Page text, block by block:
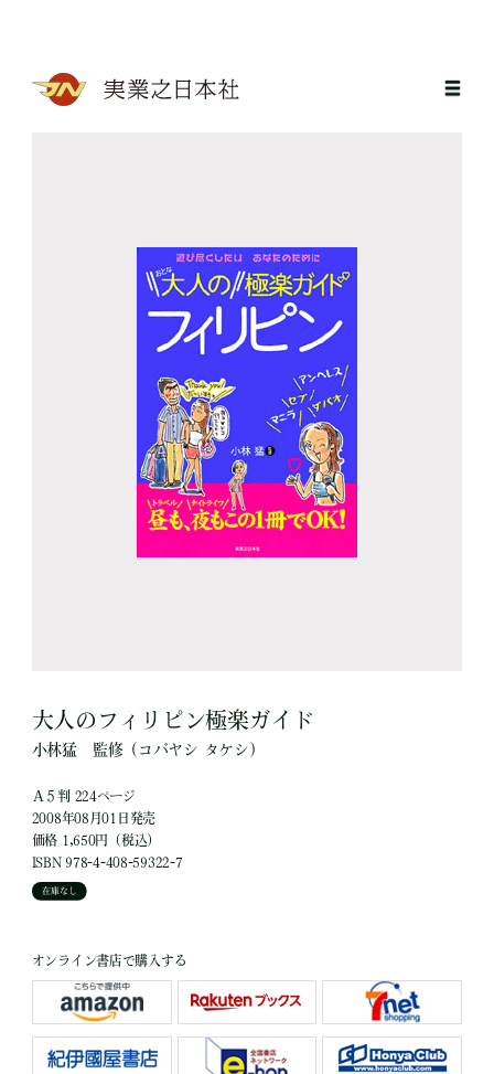
大人のフィリピン極楽ガイド
小林猛 監修（コバヤシ タケシ）
Ａ５判 224ページ
2008年08月01日発売
価格 1,650円（税込）
ISBN 978-4-408-59322-7
在庫なし
オンライン書店で購入する